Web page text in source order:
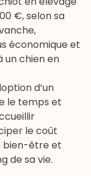
€, selon sa
économique et
un chien en
d’un
le temps et
le coût
bien-être et
de sa vie.